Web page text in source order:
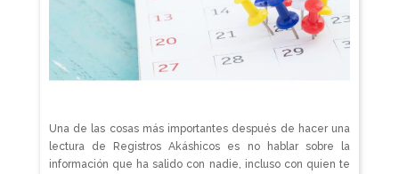
Una de las cosas más importantes después de hacer una
lectura de Registros Akáshicos es no hablar sobre la
información que ha salido con nadie, incluso con quien te